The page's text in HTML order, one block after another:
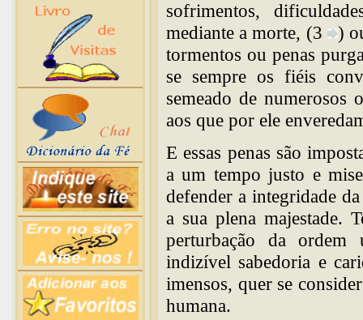
sofrimentos,
mediante a morte, (3
)
tormentos ou penas
se sempre os fiéis
semeado de numerosos
aos que por ele
E essas penas são
a um tempo justo e
defender a integridade
a sua plena majestade.
perturbação da ordem
indizível sabedoria e
imensos, quer se
humana.